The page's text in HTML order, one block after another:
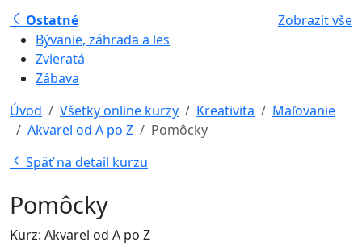
Ostatné
Zobrazit vše
Bývanie, záhrada a les
Zvieratá
Zábava
Úvod
Všetky online kurzy Kreativita
Maľovanie
Akvarel od A po Z
Pomôcky
Späť na detail kurzu
Pomôcky
Kurz: Akvarel od A po Z